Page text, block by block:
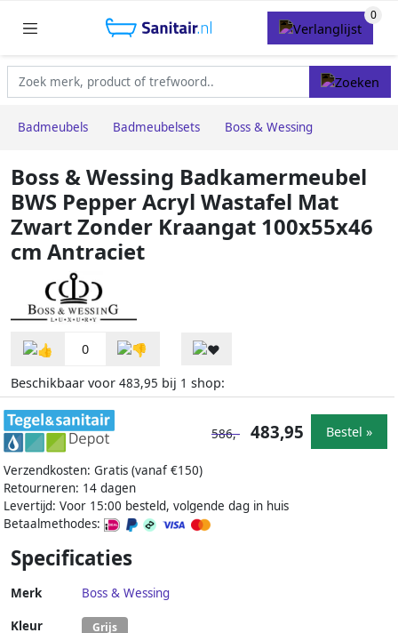
Badmeubels Badmeubelsets Boss & Wessing
Boss & Wessing Badkamermeubel
BWS Pepper Acryl Wastafel Mat
Zwart Zonder Kraangat 100x55x46
cm Antraciet
0
Beschikbaar voor 483,95 bij 1 shop:
Verzendkosten: Gratis (vanaf €150)
Retourneren: 14 dagen
Levertijd: Voor 15:00 besteld, volgende dag in huis
Betaalmethodes:
586,- 483,95 Bestel »
Specificaties
Merk Boss & Wessing
Kleur Grijs